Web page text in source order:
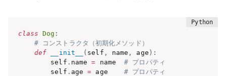
class Dog :
# コンストラクタ（初期化メソッド）
def
__init__ ( self , name , age ) :
        self
. name = name # プロパティ
        self
. age = age # プロパティ